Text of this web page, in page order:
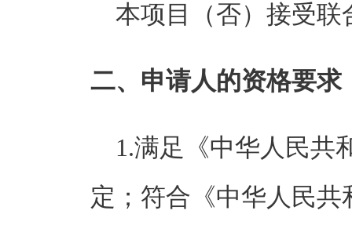
本项目（否）接受
二、申请人的资格要
1.满足《中华人民共
定；符合《中华人民